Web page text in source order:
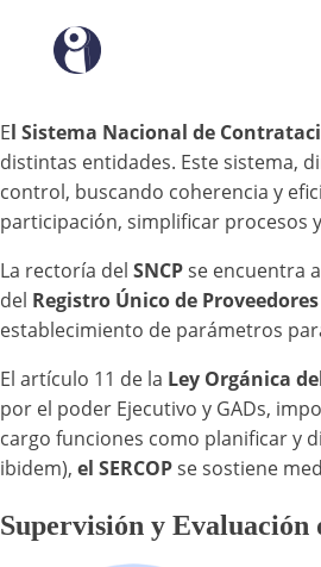
El Sistema Nacional de
distintas entidades. Este sistema,
control, buscando coherencia y
participación, simplificar procesos
La rectoría del SNCPse encuentra
del Registro Único de Proveedores
establecimiento de parámetros
El artículo 11 de la Ley Orgánica
por el poder Ejecutivo y GADs,
cargo funciones como planificar y
ibidem), el SERCOPse sostiene
Supervisión y